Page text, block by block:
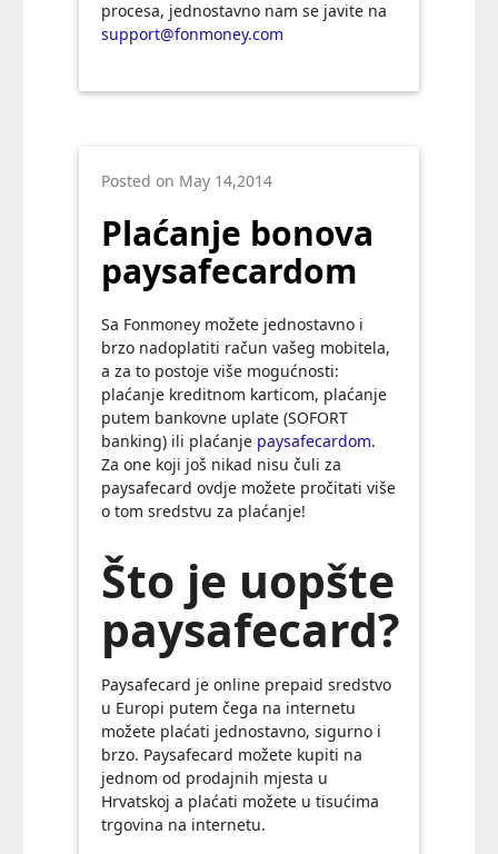
procesa, jednostavno nam se javite na
support@fonmoney.com
Posted on May 14,2014
Plaćanje bonova
paysafecardom
Sa Fonmoney možete jednostavno i
brzo nadoplatiti račun vašeg mobitela,
a za to postoje više mogućnosti:
plaćanje kreditnom karticom, plaćanje
putem bankovne uplate (SOFORT
banking) ili plaćanje paysafecardom.
Za one koji još nikad nisu čuli za
paysafecard ovdje možete pročitati više
o tom sredstvu za plaćanje!
Što je uopšte
paysafecard?
Paysafecard je online prepaid sredstvo
u Europi putem čega na internetu
možete plaćati jednostavno, sigurno i
brzo. Paysafecard možete kupiti na
jednom od prodajnih mjesta u
Hrvatskoj a plaćati možete u tisućima
trgovina na internetu.